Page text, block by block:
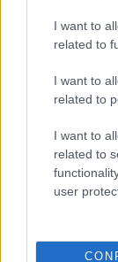
I want to
related to
I want to
related to
I want to
related to
user
πρόεδρος
φορές.
«Ο
ασφάλεια
θεσμών.
ειρηνική
έναν